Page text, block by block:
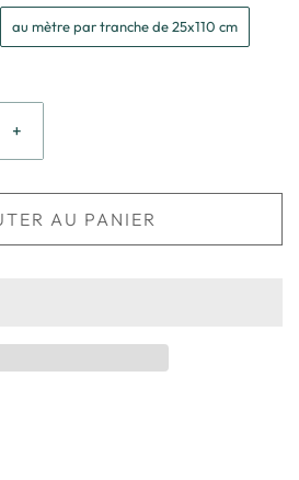
au mètre par tranche de 25x110 cm
+
AU PANIER